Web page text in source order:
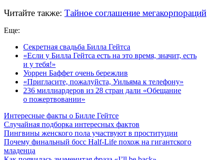
Читайте также: Тайное соглашение мегакорпораций
Еще:
Секретная свадьба Билла Гейтса
«Если у Билла Гейтса есть на это время, значит, есть
и у тебя!»
Уоррен Баффет очень бережлив
«Пригласите, пожалуйста, Уильяма к телефону»
236 миллиардеров из 28 стран дали «Обещание
о пожертвовании»
Интересные факты о Билле Гейтсе
Случайная подборка интересных фактов
Пингвины женского пола участвуют в проституции
Почему финальный босс Half-Life похож на гигантского
младенца